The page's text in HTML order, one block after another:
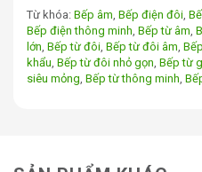
Mặt kính Schott Ceran:
đến từ thương hiệu Đức
đẹp sang trọng mà còn
Chức năng Booster:Với
có thể tăng cường lên tới
Từ khóa: Bếp âm, Bếp điện đôi,
Bếp điện thông minh, Bếp từ âm,
lớn, Bếp từ đôi, Bếp từ đôi âm,
khẩu, Bếp từ đôi nhỏ gọn, Bếp từ
siêu mỏng, Bếp từ thông minh,